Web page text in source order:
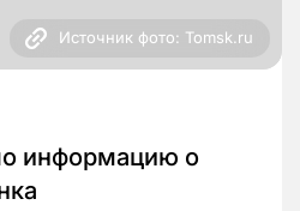
Источник фото: Tomsk.ru
информацию о